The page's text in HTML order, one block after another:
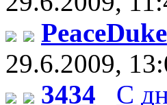
PeaceDuke
29.6.2009,
3434
С